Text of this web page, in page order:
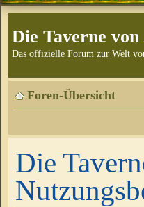
Die Taverne
Das offizielle Forum zur Welt
Foren-Übersicht
Die